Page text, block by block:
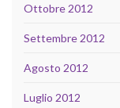
Ottobre 2012
Settembre 2012
Agosto 2012
Luglio 2012